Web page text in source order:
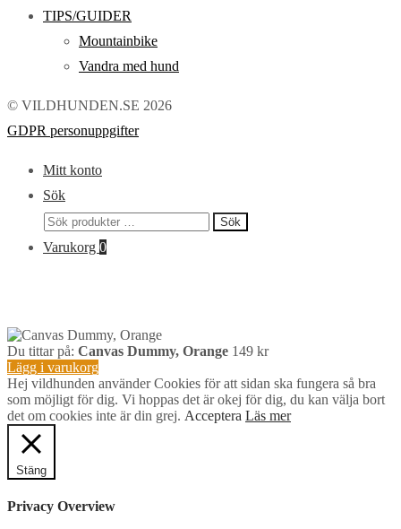
TIPS/GUIDER
Mountainbike
Vandra med hund
© VILDHUNDEN.SE 2026
GDPR personuppgifter
Mitt konto
Sök
Sök
efter:
Sök
Varukorg 0
Du tittar på: Canvas Dummy, Orange 149 kr
Lägg i varukorg
Hej vildhunden använder Cookies för att sidan ska fungera så bra
som möjligt för dig. Vi hoppas det är okej för dig, du kan välja bort
det om cookies inte är din grej. Acceptera Läs mer
Stäng
Privacy Overview